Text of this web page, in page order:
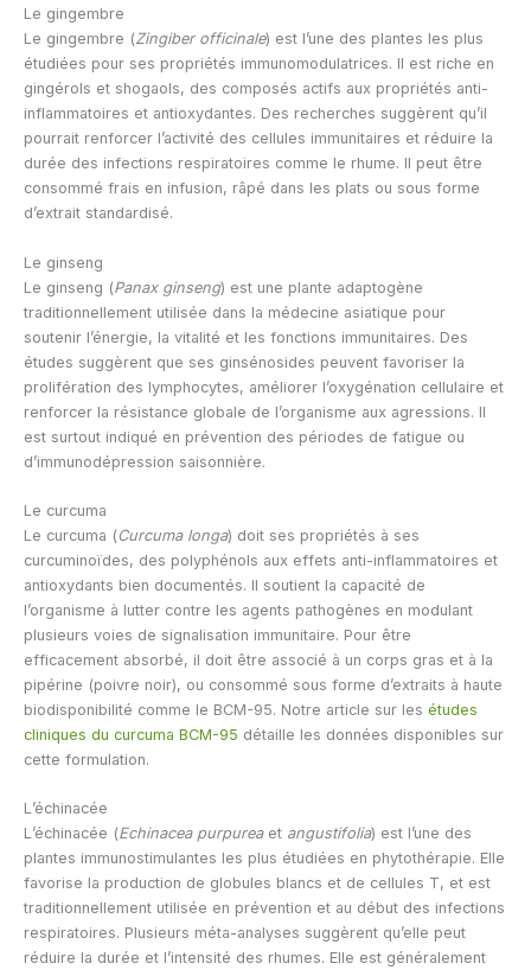
Le gingembre
Le gingembre (Zingiber officinale) est l’une des plantes les plus
étudiées pour ses propriétés immunomodulatrices. Il est riche en
gingérols et shogaols, des composés actifs aux propriétés anti-
inflammatoires et antioxydantes. Des recherches suggèrent qu’il
pourrait renforcer l’activité des cellules immunitaires et réduire la
durée des infections respiratoires comme le rhume. Il peut être
consommé frais en infusion, râpé dans les plats ou sous forme
d’extrait standardisé.
Le ginseng
Le ginseng (Panax ginseng) est une plante adaptogène
traditionnellement utilisée dans la médecine asiatique pour
soutenir l’énergie, la vitalité et les fonctions immunitaires. Des
études suggèrent que ses ginsénosides peuvent favoriser la
prolifération des lymphocytes, améliorer l’oxygénation cellulaire et
renforcer la résistance globale de l’organisme aux agressions. Il
est surtout indiqué en prévention des périodes de fatigue ou
d’immunodépression saisonnière.
Le curcuma
Le curcuma (Curcuma longa) doit ses propriétés à ses
curcuminoïdes, des polyphénols aux effets anti-inflammatoires et
antioxydants bien documentés. Il soutient la capacité de
l’organisme à lutter contre les agents pathogènes en modulant
plusieurs voies de signalisation immunitaire. Pour être
efficacement absorbé, il doit être associé à un corps gras et à la
pipérine (poivre noir), ou consommé sous forme d’extraits à haute
biodisponibilité comme le BCM-95. Notre article sur les études
cliniques du curcuma BCM-95 détaille les données disponibles sur
cette formulation.
L’échinacée
L’échinacée (Echinacea purpureaet angustifolia) est l’une des
plantes immunostimulantes les plus étudiées en phytothérapie. Elle
favorise la production de globules blancs et de cellules T, et est
traditionnellement utilisée en prévention et au début des infections
respiratoires. Plusieurs méta-analyses suggèrent qu’elle peut
réduire la durée et l’intensité des rhumes. Elle est généralement